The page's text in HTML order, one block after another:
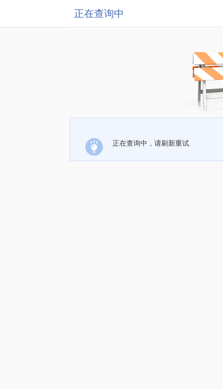
正在查询中
正在查询中，请刷新重试